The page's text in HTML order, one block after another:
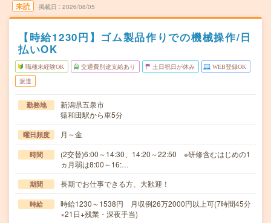
未読 掲載日 2026/08/05
【時給1230円】ゴム製品作りでの機械操作/日
払いOK
職種未経験OK 交通費別途支給あり 土日祝日が休み WEB登録OK
派遣
勤務地
新潟県五泉市
猿和田駅から車5分
曜日頻度 月～金
時間
(2交替)6:00～14:30、14:20～22:50 ※研修含むはじめの1
ヵ月弱は8:00～16:…
期間 長期でお仕事できる方、大歓迎！
時給
時給1230～1538円 月収例26万2000円以上可(7時間45分
×21日+残業・深夜手当)